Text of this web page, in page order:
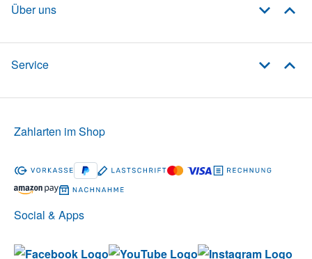
Über uns
Service
Social & Apps
Zahlarten im Shop